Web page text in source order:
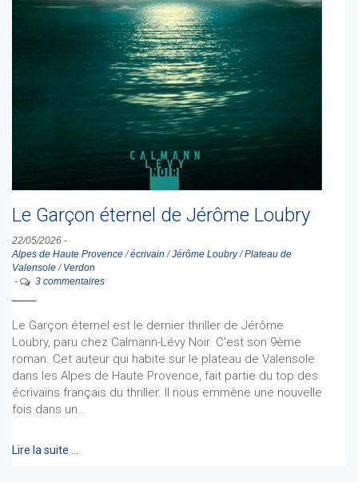
Le Garçon éternel de Jérôme Loubry
22/05/2026 -
Alpes de Haute Provence /écrivain /Jérôme Loubry/Plateau de
Valensole / Verdon
-
3 commentaires
Le Garçon éternel est le dernier thriller de Jérôme
Loubry, paru chez Calmann-Lévy Noir. C'est son 9ème
roman. Cet auteur qui habite sur le plateau de Valensole
dans les Alpes de Haute Provence, fait partie du top des
écrivains français du thriller. Il nous emmène une nouvelle
fois dans un…
Lire la suite …